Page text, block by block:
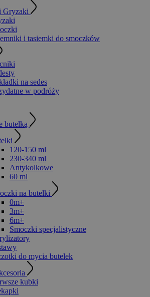
Gryzaki
i tasiemki do smoczków
na sedes
w podróży
butelką
120-150 ml
230-340 ml
Antykolkowe
60 ml
na butelki
0m+
3m+
6m+
Smoczki specjalistyczne
do mycia butelek
kubki